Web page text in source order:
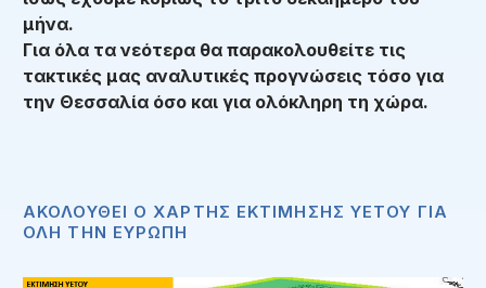
μήνα.
Για όλα τα νεότερα θα παρακολουθείτε τις
τακτικές μας αναλυτικές προγνώσεις τόσο για
την Θεσσαλία όσο και για ολόκληρη τη χώρα.
ΑΚΟΛΟΥΘΕΙ Ο ΧΑΡΤΗΣ ΕΚΤΙΜΗΣΗΣ ΥΕΤΟΥ ΓΙΑ
ΟΛΗ ΤΗΝ ΕΥΡΩΠΗ